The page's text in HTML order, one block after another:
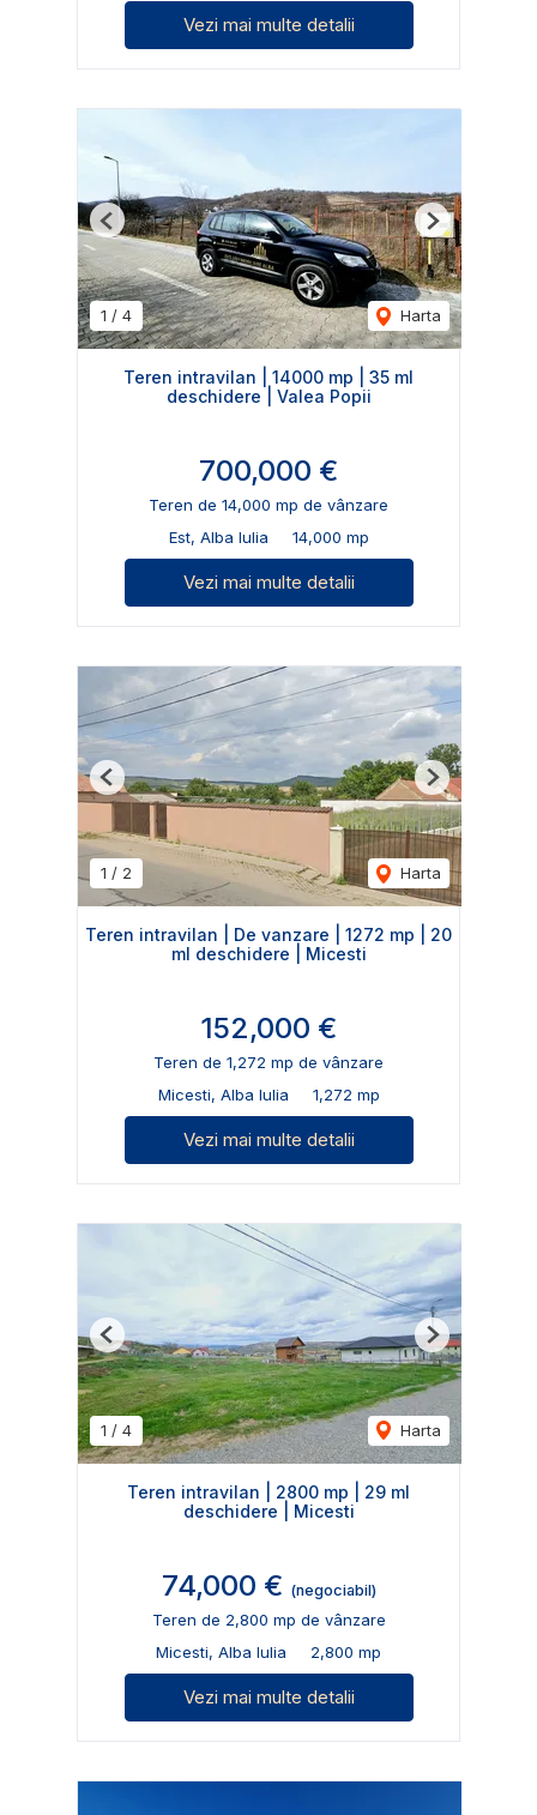
Vezi mai multe detalii
1 / 4 Harta
Previous Next
Teren intravilan | 14000 mp | 35 ml
deschidere | Valea Popii
700,000 €
Teren de 14,000 mp de vânzare
Est, Alba Iulia
14,000 mp
Vezi mai multe detalii
1 / 2 Harta
Previous Next
Teren intravilan | De vanzare | 1272 mp | 20
ml deschidere | Micesti
152,000 €
Teren de 1,272 mp de vânzare
Micesti, Alba Iulia
1,272 mp
Vezi mai multe detalii
1 / 4 Harta
Previous Next
Teren intravilan | 2800 mp | 29 ml
deschidere | Micesti
74,000 € (negociabil)
Teren de 2,800 mp de vânzare
Micesti, Alba Iulia
2,800 mp
Vezi mai multe detalii